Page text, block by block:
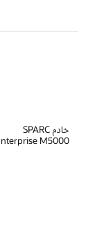
خادم SPARC
M5000